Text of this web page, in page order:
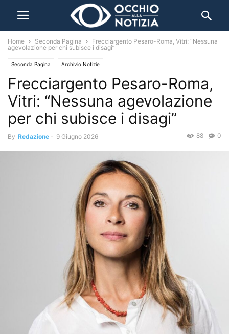
Home Seconda Pagina
Frecciargento Pesaro-Roma, Vitri: “Nessuna
agevolazione per chi subisce i disagi”
Seconda Pagina Archivio Notizie
Frecciargento Pesaro-Roma,
Vitri: “Nessuna agevolazione
per chi subisce i disagi”
By Redazione - 9 Giugno 2026 0
88